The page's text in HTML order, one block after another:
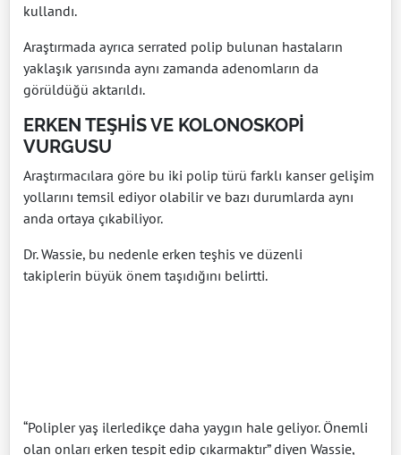
kullandı.
Araştırmada ayrıca serrated polip bulunan hastaların
yaklaşık yarısında aynı zamanda adenomların da
görüldüğü aktarıldı.
ERKEN TEŞHİS VE KOLONOSKOPİ
VURGUSU
Araştırmacılara göre bu iki polip türü farklı kanser gelişim
yollarını temsil ediyor olabilir ve bazı durumlarda aynı
anda ortaya çıkabiliyor.
Dr. Wassie, bu nedenle erken teşhis ve düzenli
takiplerin büyük önem taşıdığını belirtti.
“Polipler yaş ilerledikçe daha yaygın hale geliyor. Önemli
olan onları erken tespit edip çıkarmaktır” diyen Wassie,